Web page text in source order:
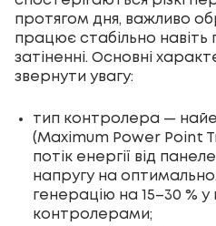
протягом дня, важливо
працює стабільно
затіненні. Основні
звернути увагу:
тип контролера —
(Maximum Power Point
потік енергії від
напругу на
генерацію на 15–30 % у
контролерами;